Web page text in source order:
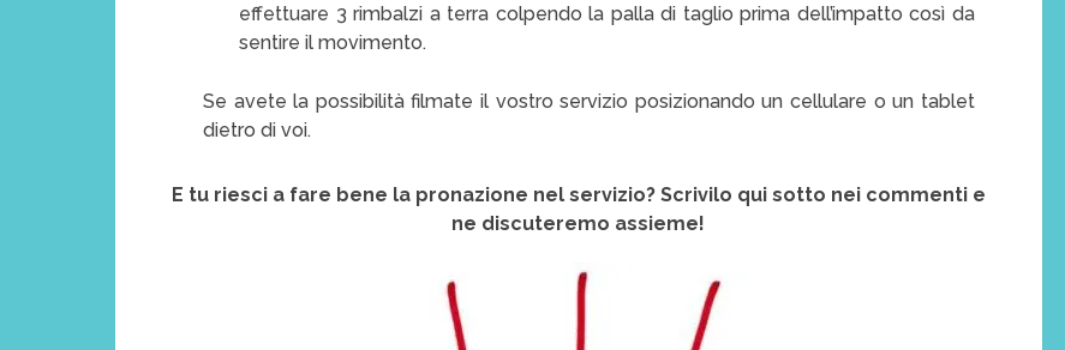
effettuare 3 rimbalzi a terra colpendo la palla di taglio prima dell’impatto così da
sentire il movimento.
Se avete la possibilità filmate il vostro servizio posizionando un cellulare o un tablet
dietro di voi.
E tu riesci a fare bene la pronazione nel servizio? Scrivilo qui sotto nei commenti e
ne discuteremo assieme!